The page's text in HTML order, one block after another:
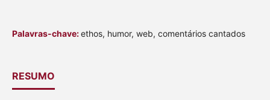
Palavras-chave:ethos, humor, web, comentários cantados
RESUMO